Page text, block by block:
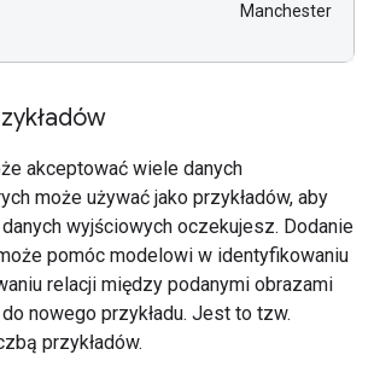
Manchester
akceptować wiele danych
może używać jako przykładów, aby
wyjściowych oczekujesz. Dodanie
pomóc modelowi w identyfikowaniu
relacji między podanymi obrazami
nowego przykładu. Jest to tzw.
przykładów.